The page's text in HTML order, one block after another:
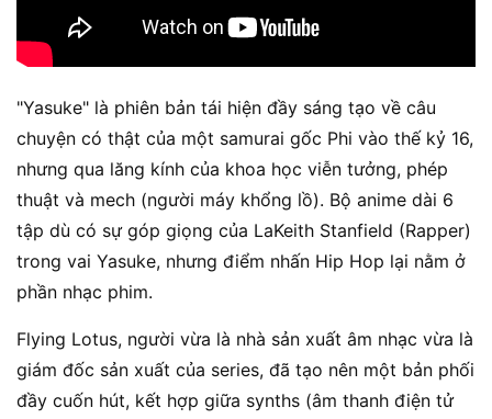
"Yasuke" là phiên bản tái hiện đầy sáng tạo về câu
chuyện có thật của một samurai gốc Phi vào thế kỷ 16,
nhưng qua lăng kính của khoa học viễn tưởng, phép
thuật và mech (người máy khổng lồ). Bộ anime dài 6
tập dù có sự góp giọng của LaKeith Stanfield (Rapper)
trong vai Yasuke, nhưng điểm nhấn Hip Hop lại nằm ở
phần nhạc phim.
Flying Lotus, người vừa là nhà sản xuất âm nhạc vừa là
giám đốc sản xuất của series, đã tạo nên một bản phối
đầy cuốn hút, kết hợp giữa synths (âm thanh điện tử